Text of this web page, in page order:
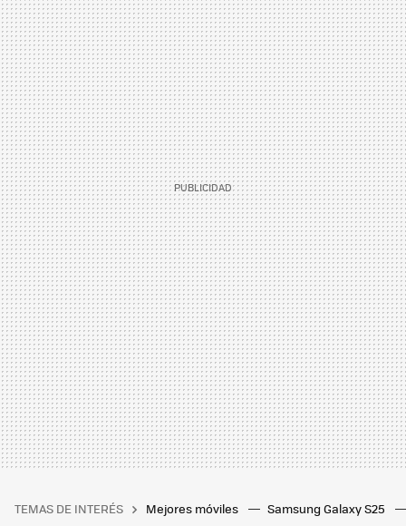
TEMAS DE INTERÉS Mejores móviles Samsung Galaxy S25